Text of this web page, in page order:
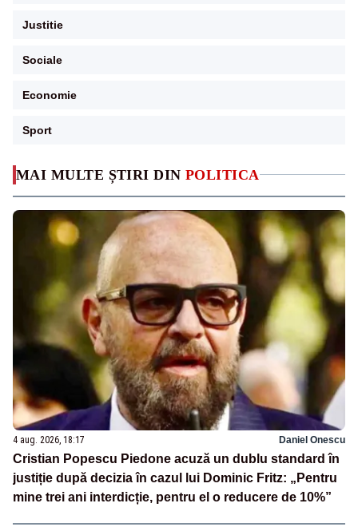
MAI MULTE ȘTIRI DIN POLITICA
4 aug. 2026, 18:17 Daniel Onescu
Cristian Popescu Piedone acuză un dublu standard în
justiție după decizia în cazul lui Dominic Fritz: „Pentru
mine trei ani interdicție, pentru el o reducere de 10%”
Justitie
Sociale
Economie
Sport